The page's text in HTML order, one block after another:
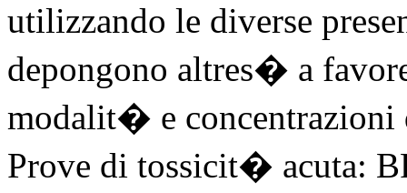
utilizzando le diverse
depongono altres� a
modalit� e concentrazioni
Prove di tossicit� acuta: